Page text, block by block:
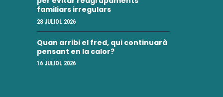
familiars irregulars
28 JULIOL 2026
Quan arribi el fred, qui continuarà
pensant en la calor?
16 JULIOL 2026